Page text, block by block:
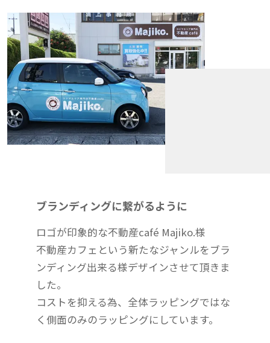
ブランディングに繋がるように
ロゴが印象的な不動産café Majiko.様
不動産カフェという新たなジャンルをブラ
ンディング出来る様デザインさせて頂きま
した。
コストを抑える為、全体ラッピングではな
く側面のみのラッピングにしています。